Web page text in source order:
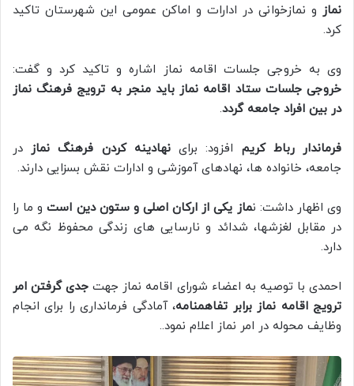
نماز و نمازخوانی در ادارات و اماکن عمومی این شهرستان تاکید
کرد.
وی به خروجی جلسات اقامه نماز اشاره و تاکید کرد و گفت:
خروجی جلسات ستاد اقامه نماز باید منجر به ترویج فرهنگ نماز
در بین افراد جامعه گردد.
فرماندار رباط کریم افزود: براینهادینه کردن فرهنگ نماز
در
جامعه، خانواده ها، نهادهای آموزشی و ادارات نقش بسزایی دارند.
وی اظهار داشت: نماز یکی از ارکان اصلی و ستون دین استو ما را
در مقابل لغزشها، شدائد و نارسایی های زندگی محفوظ نگه می
دارد.
احمدی با توصیه به اعضاء شورای اقامه نماز جهت جدی گرفتن امر
ترویج اقامه نماز برابر تفاهمنامه، آمادگی فرمانداری را برای انجام
وظایف محوله در امر نماز اعلام نمود..